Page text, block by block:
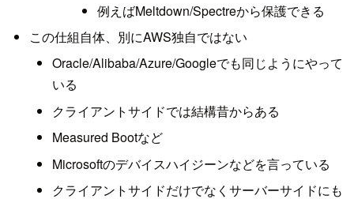
例えばMeltdown/Spectreから保護できる
この仕組自体、別にAWS独自ではない
Oracle/Alibaba/Azure/Googleでも同じようにやって
いる
クライアントサイドでは結構昔からある
Measured Bootなど
Microsoftのデバイスハイジーンなどを言っている
クライアントサイドだけでなくサーバーサイドにも